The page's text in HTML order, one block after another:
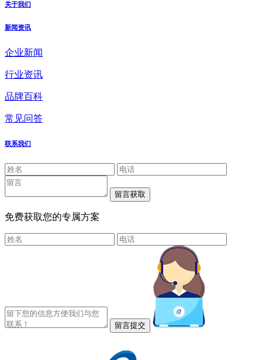
关于我们
新闻资讯
企业新闻
行业资讯
品牌百科
常见问答
联系我们
免费获取您的专属方案